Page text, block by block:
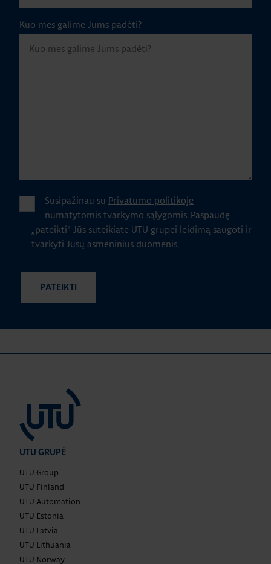
Kuo mes galime Jums padėti?
Susipažinau su Privatumo politikoje
numatytomis tvarkymo sąlygomis. Paspaudę
„pateikti" Jūs suteikiate UTU grupei leidimą saugoti ir
tvarkyti Jūsų asmeninius duomenis.
UTU GRUPĖ
UTU Group
UTU Finland
UTU Automation
UTU Estonia
UTU Latvia
UTU Lithuania
UTU Norway